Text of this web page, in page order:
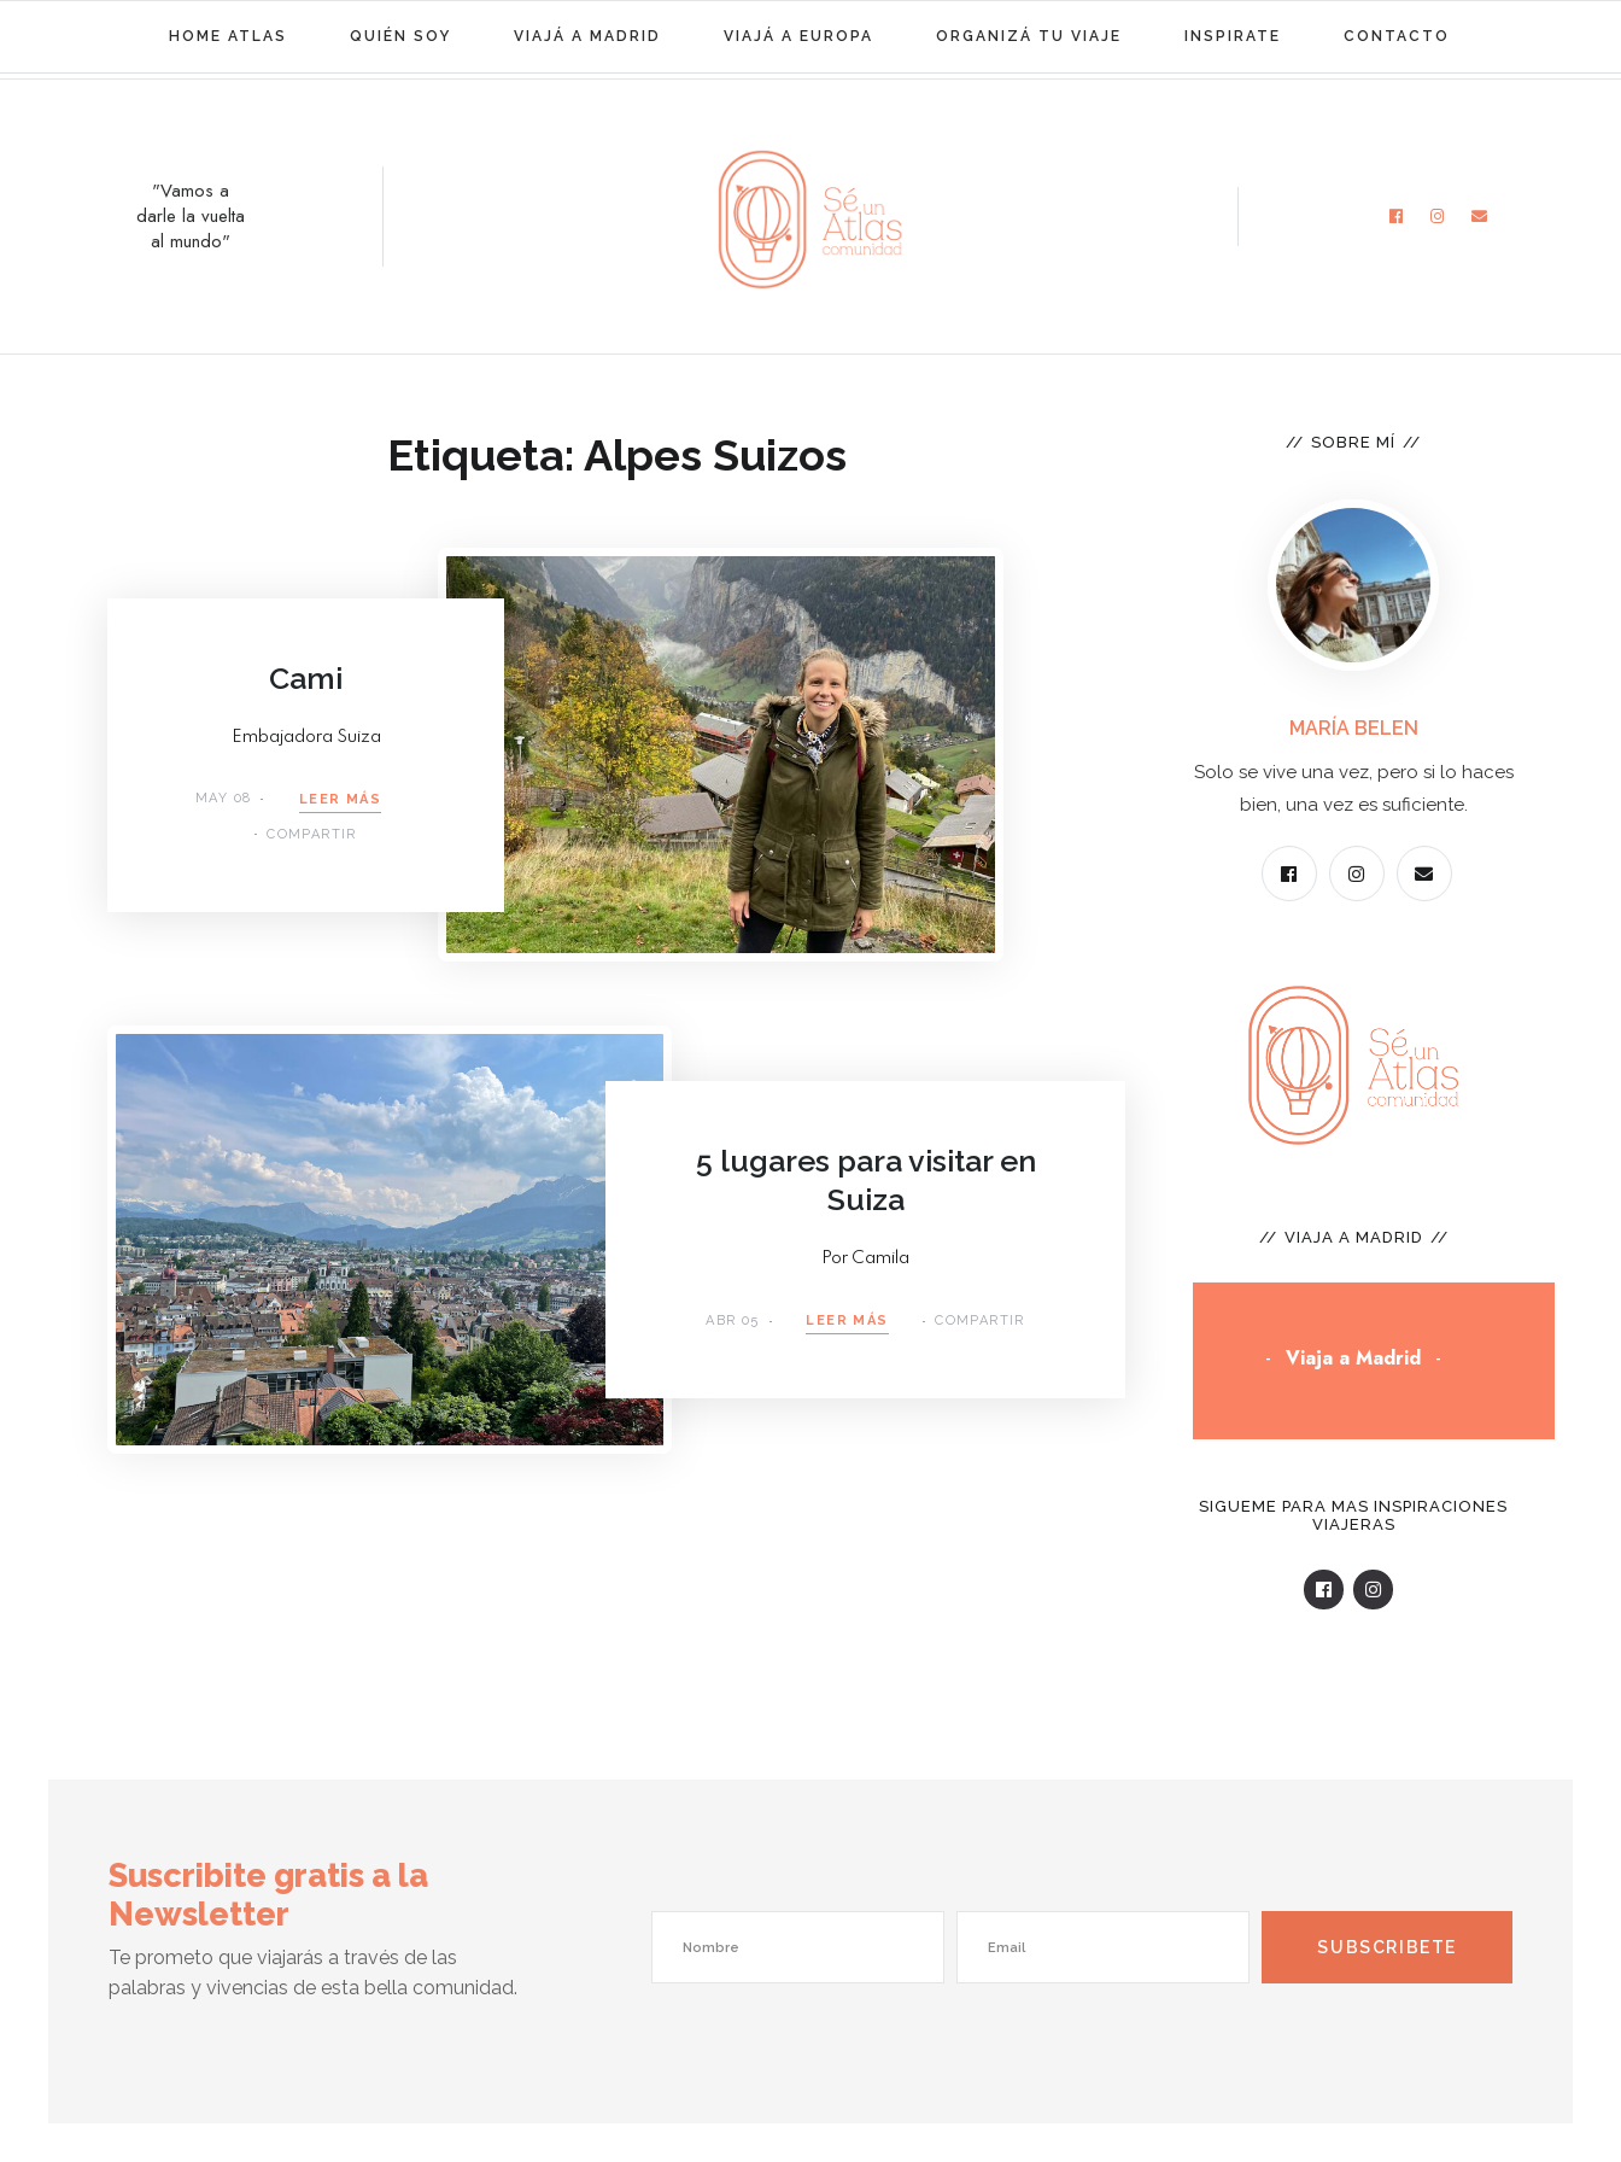
HOME ATLAS QUIÉN SOY VIAJÁ A MADRID VIAJÁ A EUROPA ORGANIZÁ TU VIAJE INSPIRATE CONTACTO
"Vamos a
darle la vuelta
al mundo"
Etiqueta: Alpes Suizos
Cami
Embajadora Suiza
MAY 08 LEER MÁS
COMPARTIR
5 lugares para visitar en
Suiza
Por Camila
ABR 05 LEER MÁS COMPARTIR
SOBRE MÍ
MARÍA BELEN
Solo se vive una vez, pero si lo haces
bien, una vez es suficiente.
VIAJA A MADRID
Viaja a Madrid
SIGUEME PARA MAS INSPIRACIONES
VIAJERAS
Suscribite gratis a la
Newsletter
Te prometo que viajarás a través de las
palabras y vivencias de esta bella comunidad.